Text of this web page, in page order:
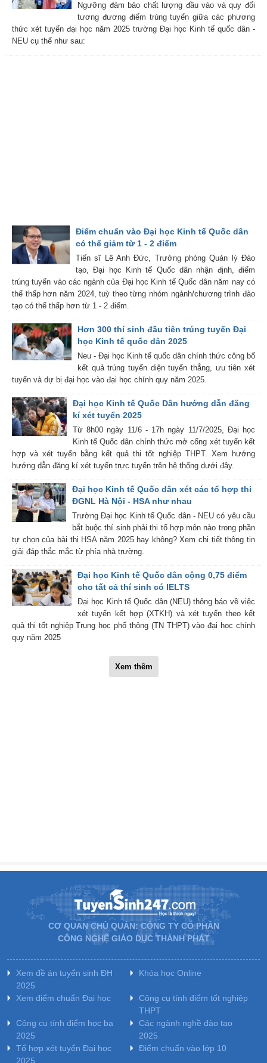
Ngưỡng đảm bảo chất lượng đầu vào và quy đổi
tương đương điểm trúng tuyển giữa các phương
thức xét tuyển đại học năm 2025 trường Đại học Kinh tế quốc dân -
NEU cụ thể như sau:
Điểm chuẩn vào Đại học Kinh tế Quốc dân
có thể giảm từ 1 - 2 điểm
Tiến sĩ Lê Anh Đức, Trưởng phòng Quản lý Đào
tạo, Đại học Kinh tế Quốc dân nhận định, điểm
trúng tuyển vào các ngành của Đại học Kinh tế Quốc dân năm nay có
thể thấp hơn năm 2024, tuỳ theo từng nhóm ngành/chương trình đào
tạo có thể thấp hơn từ 1 - 2 điểm.
Hơn 300 thí sinh đầu tiên trúng tuyển Đại
học Kinh tế quốc dân 2025
Neu - Đại học Kinh tế quốc dân chính thức công bố
kết quả trúng tuyển diện tuyển thẳng, ưu tiên xét
tuyển và dự bị đại học vào đại học chính quy năm 2025.
Đại học Kinh tế Quốc Dân hướng dẫn đăng
kí xét tuyển 2025
Từ 8h00 ngày 11/6 - 17h ngày 11/7/2025, Đại học
Kinh tế Quốc dân chính thức mở cổng xét tuyển kết
hợp và xét tuyển bằng kết quả thi tốt nghiệp THPT. Xem hướng
hướng dẫn đăng kí xét tuyển trực tuyến trên hệ thống dưới đây.
Đại học Kinh tế Quốc dân xét các tổ hợp thi
ĐGNL Hà Nội - HSA như nhau
Trường Đại học Kinh tế Quốc dân - NEU có yêu cầu
bắt buộc thí sinh phải thi tổ hợp môn nào trong phần
tự chọn của bài thi HSA năm 2025 hay không? Xem chi tiết thông tin
giải đáp thắc mắc từ phía nhà trường.
Đại học Kinh tế Quốc dân cộng 0,75 điểm
cho tất cả thí sinh có IELTS
Đại học Kinh tế Quốc dân (NEU) thông báo về việc
xét tuyển kết hợp (XTKH) và xét tuyển theo kết
quả thi tốt nghiệp Trung học phổ thông (TN THPT) vào đại học chính
quy năm 2025
Xem thêm
CƠ QUAN CHỦ QUẢN: CÔNG TY CỔ PHẦN
CÔNG NGHỆ GIÁO DỤC THÀNH PHÁT
Xem đề án tuyển sinh ĐH
2025
Khóa học Online
Xem điểm chuẩn Đại học
Công cụ tính điểm tốt nghiệp
THPT
Công cụ tính điểm học bạ
2025
Các ngành nghề đào tạo
2025
Tổ hợp xét tuyển Đại học
2025
Điểm chuẩn vào lớp 10